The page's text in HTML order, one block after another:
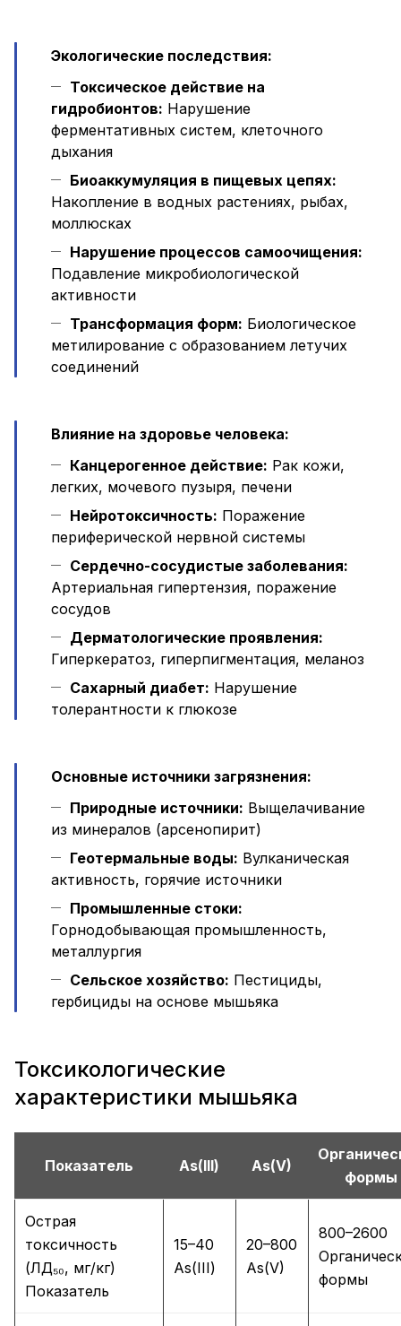
Экологические последствия:
Токсическое действие на
гидробионтов: Нарушение
ферментативных систем, клеточного
дыхания
Биоаккумуляция в пищевых цепях:
Накопление в водных растениях, рыбах,
моллюсках
Нарушение процессов самоочищения:
Подавление микробиологической
активности
Трансформация форм: Биологическое
метилирование с образованием летучих
соединений
Влияние на здоровье человека:
Канцерогенное действие: Рак кожи,
легких, мочевого пузыря, печени
Нейротоксичность: Поражение
периферической нервной системы
Сердечно-сосудистые заболевания:
Артериальная гипертензия, поражение
сосудов
Дерматологические проявления:
Гиперкератоз, гиперпигментация, меланоз
Сахарный диабет: Нарушение
толерантности к глюкозе
Основные источники загрязнения:
Природные источники: Выщелачивание
из минералов (арсенопирит)
Геотермальные воды: Вулканическая
активность, горячие источники
Промышленные стоки:
Горнодобывающая промышленность,
металлургия
Сельское хозяйство: Пестициды,
гербициды на основе мышьяка
Токсикологические
характеристики мышьяка
Показатель As(III) As(V)
формы
Острая
токсичность
(ЛД₅₀, мг/кг)
Показатель
15–40
As(III)
20–800
As(V)
800–2600
формы